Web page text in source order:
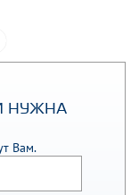
НУЖНА
Вам.